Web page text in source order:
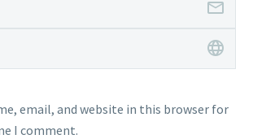
email, and website in this browser for
I comment.